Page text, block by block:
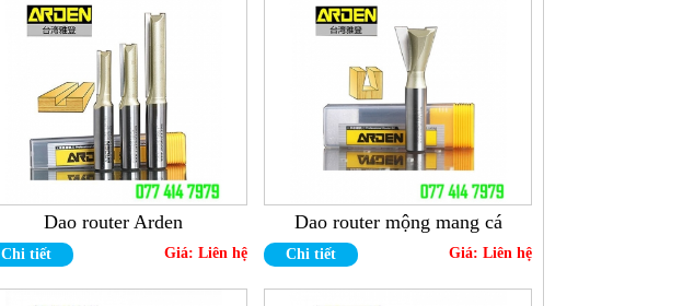
Dao router Arden
Chi tiết Giá: Liên hệ
Dao router mộng mang cá
Chi tiết Giá: Liên hệ